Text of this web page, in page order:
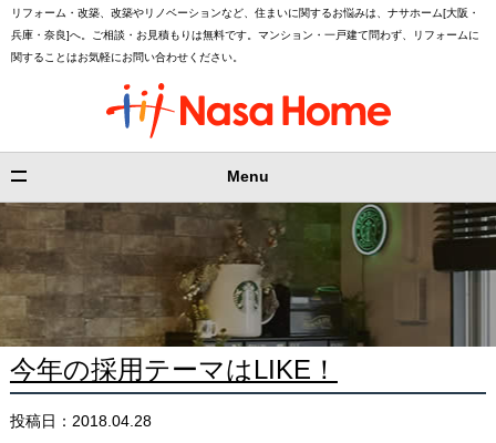
リフォーム・改築、改築やリノベーションなど、住まいに関するお悩みは、ナサホーム[大阪・
兵庫・奈良]へ。ご相談・お見積もりは無料です。マンション・一戸建て問わず、リフォームに
関することはお気軽にお問い合わせください。
Menu
今年の採用テーマはLIKE！
投稿日：2018.04.28